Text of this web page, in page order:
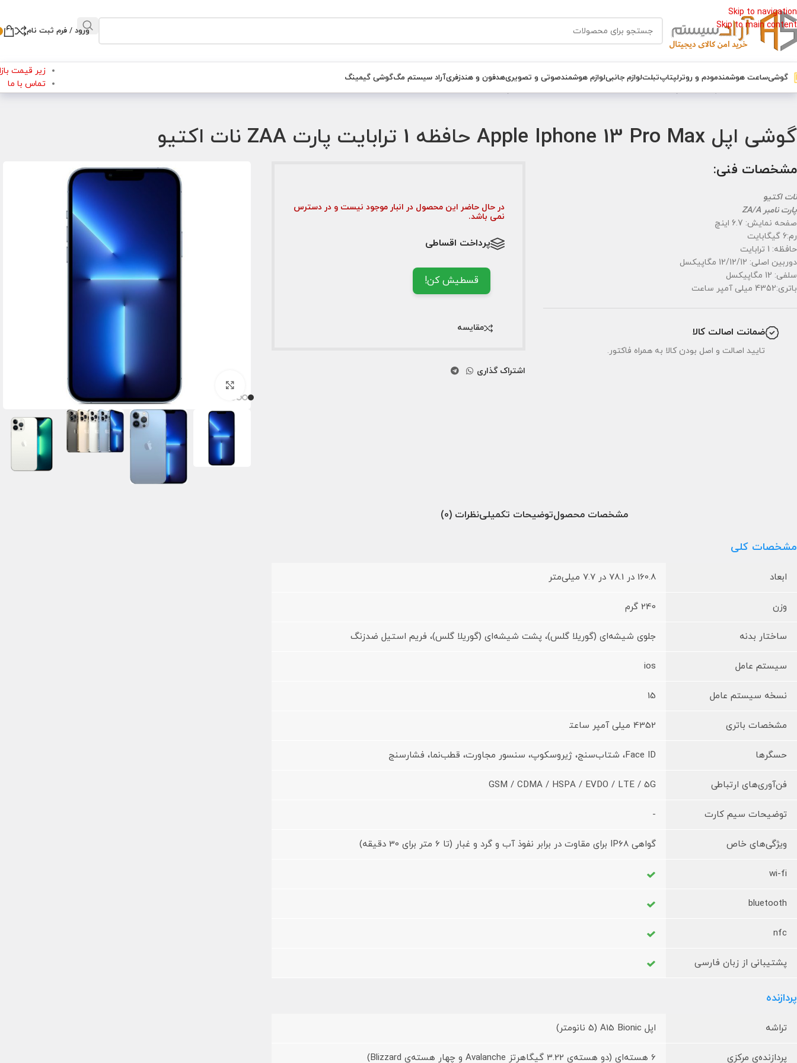
Skip to navigation
Skip to main content
ورود / فرم ثبت نام
گوشیساعت هوشمندمودم و روترلپتاپتبلتلوازم جانبیلوازم هوشمندصوتی و تصویریهدفون و هندزفریآراد سیستم مگگوشی گیمینگ
زیر قیمت
تماس با ما
گوشی اپل Apple Iphone 13 Pro Max حافظه 1 ترابایت پارت ZAA نات اکتیو
برای بزرگنمایی کلیک کنید
در حال حاضر این محصول در انبار موجود نیست و در دسترس
نمی باشد.
پرداخت اقساطی
قسطیش کن!
مقایسه
اشتراک گذاری
مشخصات فنی:
نات اکتیو
پارت نامبر ZA/A
صفحه نمایش: 6.7 اینچ
رم:6 گیگابایت
حافظه: 1 ترابایت
دوربین اصلی: 12/12/12 مگاپیکسل
سلفی: 12 مگاپیکسل
باتری:4352 میلی آمپر ساعت
ضمانت اصالت کالا
تایید اصالت و اصل بودن کالا به همراه فاکتور.
مشخصات محصولتوضیحات تکمیلینظرات (0)
مشخصات کلی
ابعاد 160.8 در 78.1 در 7.7 میلی‌متر
وزن 240 گرم
ساختار بدنه جلوی شیشه‌ای (گوریلا گلس)، پشت شیشه‌ای (گوریلا گلس)، فریم استیل ضدزنگ
سیستم عامل ios
نسخه سیستم عامل 15
مشخصات باتری 4352 میلی آمپر ساعت‍
حسگرها Face ID، شتاب‌سنج، ژیروسکوپ، سنسور مجاورت، قطب‌نما، فشارسنج
فن‌آوری‌های ارتباطی GSM / CDMA / HSPA / EVDO / LTE / 5G
توضیحات سیم کارت -
ویژگی‌های خاص گواهی IP68 برای مقاوت در برابر نفوذ آب و گرد و غبار (تا 6 متر برای 30 دقیقه)
wi-fi
bluetooth
nfc
پشتیبانی از زبان فارسی
پردازنده
تراشه اپل A15 Bionic (5 نانومتر)
پردازنده‌ی مرکزی 6 هسته‌ای (دو هسته‌ی 3.22 گیگاهرتز Avalanche و چهار هسته‌ی Blizzard)